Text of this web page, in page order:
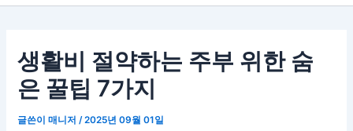
생활비 절약하는 주부 위한 숨
은 꿀팁 7가지
글쓴이매니저/2025년 09월 01일